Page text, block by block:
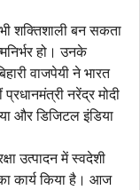
शक्तिशाली बन सकता
हो। उनके
वाजपेयी ने भारत
नरेंद्र मोदी
और डिजिटल इंडिया
उत्पादन में स्वदेशी
कार्य किया है। आज